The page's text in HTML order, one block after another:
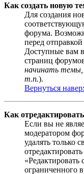
Как создать новую
Для создания
форума.
перед
Доступные вам
страниц
начинать
т.п.).
Вернуться
Как
Если вы не
модератором
удалять только
ограниченного